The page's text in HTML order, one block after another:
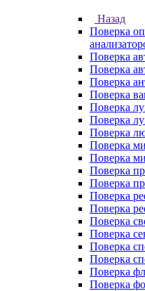
Назад
Поверка
Поверка
Поверка
Поверка
Поверка
Поверка
Поверка
Поверка
Поверка
Поверка
Поверка
Поверка
Поверка
Поверка
Поверка
Поверка
Поверка
Поверка
Поверка
Поверка